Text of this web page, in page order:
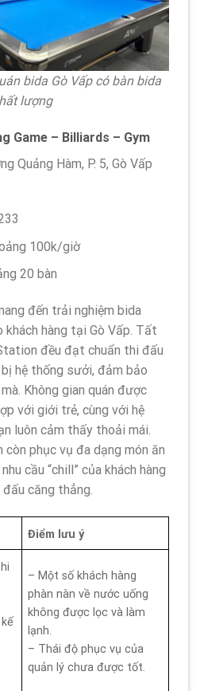
bida Gò Vấp có bàn bida
lượng
Game – Billiards – Gym
Quảng Hàm, P. 5, Gò Vấp
100k/giờ
20 bàn
đến trải nghiệm bida
khách hàng tại Gò Vấp. Tất
đều đạt chuẩn thi đấu
hệ thống sưởi, đảm bảo
Không gian quán được
với giới trẻ, cùng với hệ
luôn cảm thấy thoải mái.
còn phục vụ đa dạng món ăn
cầu “chill” của khách hàng
căng thẳng.
Điểm lưu ý
– Một số khách hàng
phàn nàn về nước uống
không được lọc và làm
lạnh.
– Thái độ phục vụ của
quản lý chưa được tốt.